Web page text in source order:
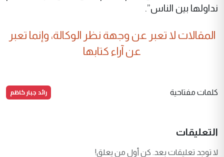
نداولها بين الناس”.
المقالات لا تعبر عن وجهة نظر الوكالة، وإنما تعبر
عن آراء كتابها
كلمات مفتاحية رائد جبار كاظم
التعليقات
لا توجد تعليقات بعد. كن أول من يعلق!